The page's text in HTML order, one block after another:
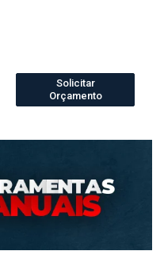
Solicitar
Orçamento